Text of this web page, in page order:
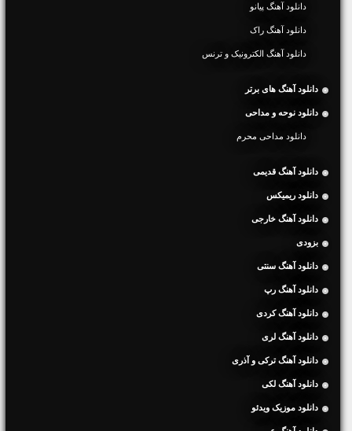
دانلود آهنگ پیانو
دانلود آهنگ راک
دانلود آهنگ الکترونیک و ترنس
دانلود آهنگ های برتر
دانلود نوحه و مداحی
دانلود مداحی محرم
دانلود آهنگ قدیمی
دانلود ریمیکس
دانلود آهنگ خارجی
بزودی
دانلود آهنگ سنتی
دانلود آهنگ رپ
دانلود آهنگ کردی
دانلود آهنگ لری
دانلود آهنگ ترکی و آذری
دانلود آهنگ لکی
دانلود موزیک ویدئو